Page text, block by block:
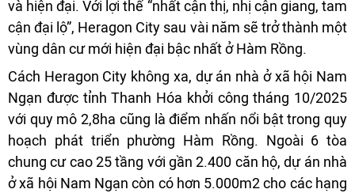
và hiện đại. Với lợi thế “nhất cận thị, nhị cận giang, tam
cận đại lộ”, Heragon City sau vài năm sẽ trở thành một
vùng dân cư mới hiện đại bậc nhất ở Hàm Rồng.
Cách Heragon City không xa, dự án nhà ở xã hội Nam
Ngạn được tỉnh Thanh Hóa khởi công tháng 10/2025
với quy mô 2,8ha cũng là điểm nhấn nổi bật trong quy
hoạch phát triển phường Hàm Rồng. Ngoài 6 tòa
chung cư cao 25 tầng với gần 2.400 căn hộ, dự án nhà
ở xã hội Nam Ngạn còn có hơn 5.000m2 cho các hạng